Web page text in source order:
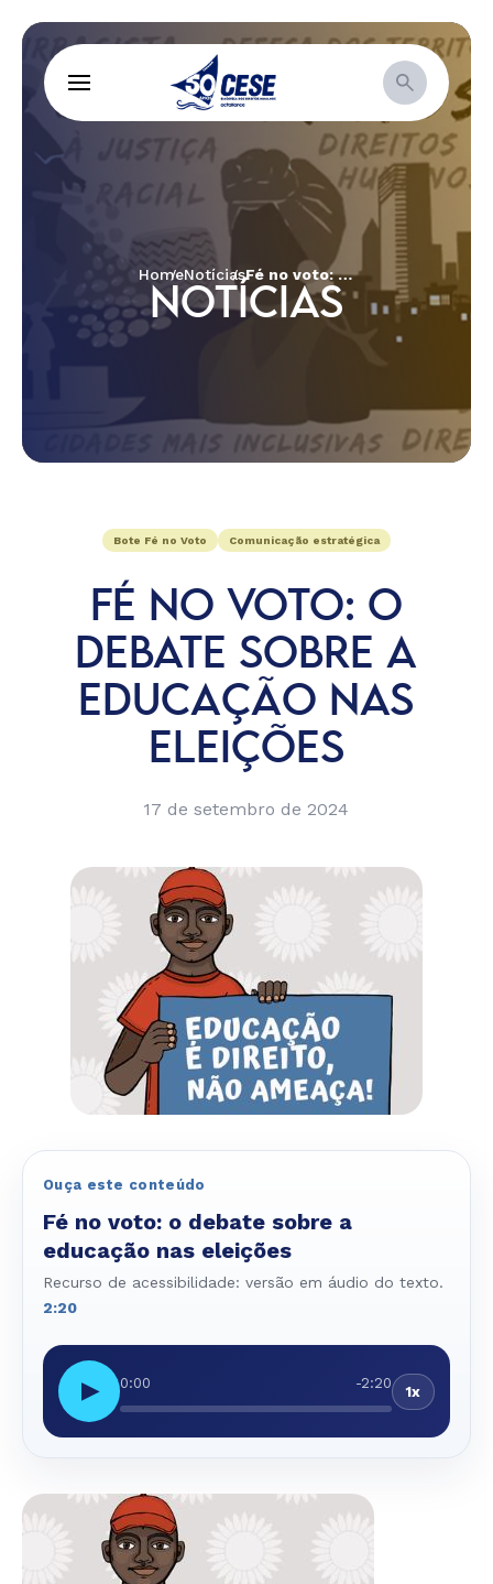
HomeNotícias Fé no voto: o debate sobre a educação nas eleições
NOTÍCIAS
Bote Fé no Voto Comunicação estratégica
FÉ NO VOTO: O
DEBATE SOBRE A
EDUCAÇÃO NAS
ELEIÇÕES
17 de setembro de 2024
Ouça este conteúdo
Fé no voto: o debate sobre a
educação nas eleições
Recurso de acessibilidade: versão em áudio do texto.
2:20
▶ 0:00 -2:20 1x